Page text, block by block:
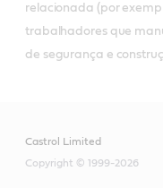
relacionada (por
trabalhadores que
de segurança e
Castrol Limited
Copyright © 1999-2026